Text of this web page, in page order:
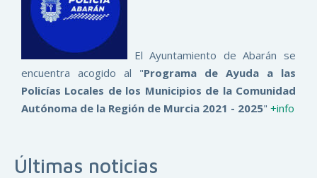
El Ayuntamiento de Abarán se
encuentra acogido al "Programa de Ayuda a las
Policías Locales de los Municipios de la Comunidad
Autónoma de la Región de Murcia 2021 - 2025" +info
Últimas noticias